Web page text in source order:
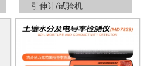
引伸计/试验机